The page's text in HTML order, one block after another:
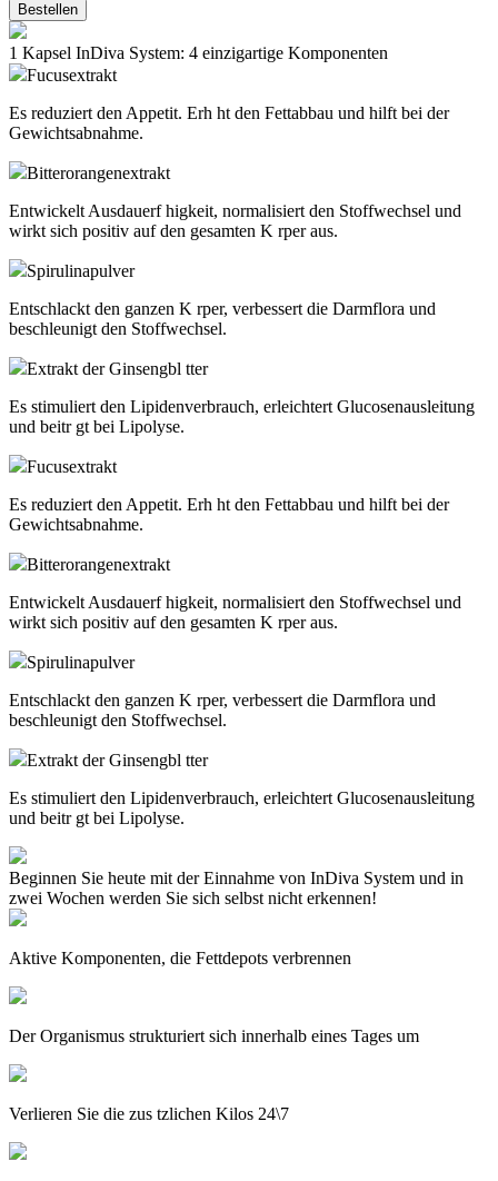
Bestellen
1 Kapsel InDiva System: 4 einzigartige Komponenten
Fucusextrakt
Es reduziert den Appetit. Erh ht den Fettabbau und hilft bei der
Gewichtsabnahme.
Bitterorangenextrakt
Entwickelt Ausdauerf higkeit, normalisiert den Stoffwechsel und
wirkt sich positiv auf den gesamten K rper aus.
Spirulinapulver
Entschlackt den ganzen K rper, verbessert die Darmflora und
beschleunigt den Stoffwechsel.
Extrakt der Ginsengbl tter
Es stimuliert den Lipidenverbrauch, erleichtert Glucosenausleitung
und beitr gt bei Lipolyse.
Fucusextrakt
Es reduziert den Appetit. Erh ht den Fettabbau und hilft bei der
Gewichtsabnahme.
Bitterorangenextrakt
Entwickelt Ausdauerf higkeit, normalisiert den Stoffwechsel und
wirkt sich positiv auf den gesamten K rper aus.
Spirulinapulver
Entschlackt den ganzen K rper, verbessert die Darmflora und
beschleunigt den Stoffwechsel.
Extrakt der Ginsengbl tter
Es stimuliert den Lipidenverbrauch, erleichtert Glucosenausleitung
und beitr gt bei Lipolyse.
Beginnen Sie heute mit der Einnahme von InDiva System und in
zwei Wochen werden Sie sich selbst nicht erkennen!
Aktive Komponenten, die Fettdepots verbrennen
Der Organismus strukturiert sich innerhalb eines Tages um
Verlieren Sie die zus tzlichen Kilos 24\7